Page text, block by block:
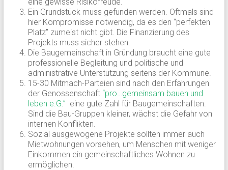
Ein Grundstück muss gefunden werden. Oftmals sind
hier Kompromisse notwendig, da es den “perfekten
Platz” zumeist nicht gibt. Die Finanzierung des
Projekts muss sicher stehen.
Die Baugemeinschaft in Gründung braucht eine gute
professionelle Begleitung und politische und
administrative Unterstützung seitens der Kommune.
15-30 Mitmach-Parteien sind nach den Erfahrungen
der Genossenschaft“pro…gemeinsam bauen und
leben e.G.” eine gute Zahl für Baugemeinschaften.
Sind die Bau-Gruppen kleiner, wächst die Gefahr von
internen Konflikten.
Sozial ausgewogene Projekte sollten immer auch
Mietwohnungen vorsehen, um Menschen mit weniger
Einkommen ein gemeinschaftliches Wohnen zu
ermöglichen.